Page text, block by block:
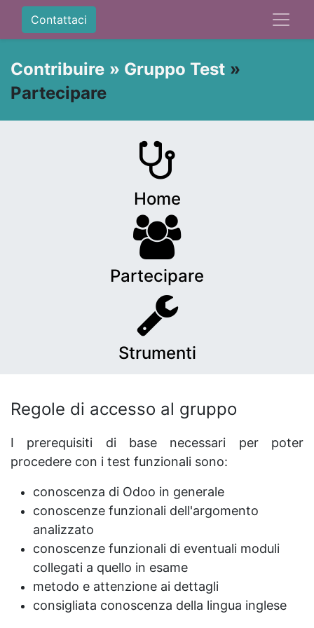
Contattaci
Contribuire » Gruppo Test »
Partecipare
Home
Partecipare
Strumenti
Regole di accesso al gruppo
I prerequisiti di base necessari per poter
procedere con i test funzionali sono:
conoscenza di Odoo in generale
conoscenze funzionali dell'argomento
analizzato
conoscenze funzionali di eventuali moduli
collegati a quello in esame
metodo e attenzione ai dettagli
consigliata conoscenza della lingua inglese